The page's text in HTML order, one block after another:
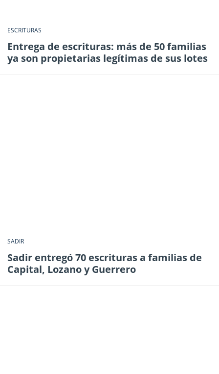
ESCRITURAS
Entrega de escrituras: más de 50 familias
ya son propietarias legítimas de sus lotes
SADIR
Sadir entregó 70 escrituras a familias de
Capital, Lozano y Guerrero